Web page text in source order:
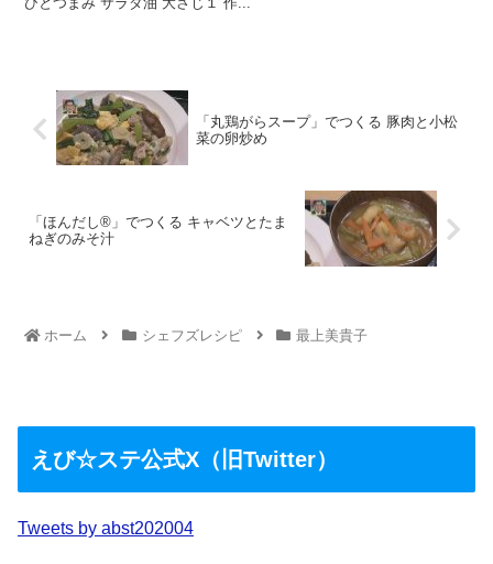
「丸鶏がらスープ」でつくる 豚肉と小松
菜の卵炒め
「ほんだし®」でつくる キャベツとたま
ねぎのみそ汁
ホーム シェフズレシピ 最上美貴子
えび☆ステ公式X（旧Twitter）
Tweets by abst202004